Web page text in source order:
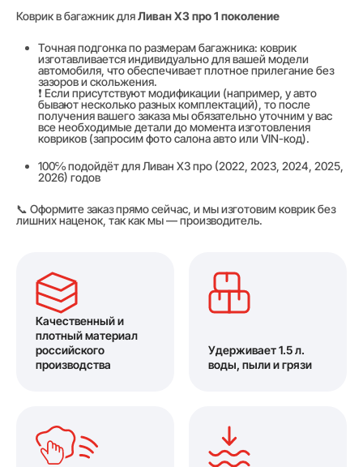
Коврик в багажник дляЛиван Х3 про 1 поколение
Точная подгонка по размерам багажника: коврик
изготавливается индивидуально для вашей модели
автомобиля, что обеспечивает плотное прилегание без
зазоров и скольжения.
❗ Если присутствуют модификации (например, у авто
бывают несколько разных комплектаций), то после
получения вашего заказа мы обязательно уточним у вас
все необходимые детали до момента изготовления
ковриков (запросим фото салона авто или VIN-код).
100℅ подойдёт для Ливан Х3 про (2022, 2023, 2024, 2025,
2026) годов
📞 Оформите заказ прямо сейчас, и мы изготовим коврик без
лишних наценок, так как мы — производитель.
Качественный и
плотный материал
российского
производства
Удерживает 1.5 л.
воды, пыли и грязи